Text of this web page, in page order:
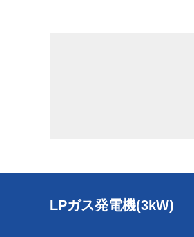
LPガス発電機(3kW)